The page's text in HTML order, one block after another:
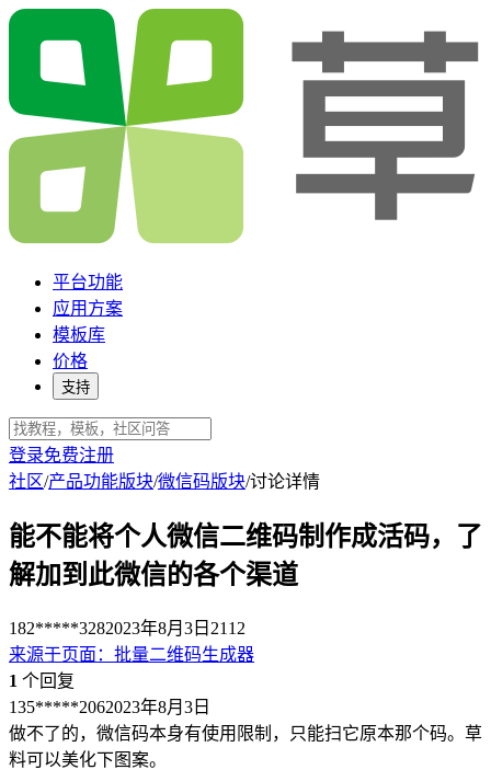
平台功能
应用方案
模板库
价格
支持
登录免费注册
社区/产品功能版块/微信码版块/讨论详情
能不能将个人微信二维码制作成活码，了
解加到此微信的各个渠道
182*****3282023年8月3日 2112
来源于页面 ： 批量二维码生成器
1 个回复
135*****2062023年8月3日
做不了的，微信码本身有使用限制，只能扫它原本那个码。草
料可以美化下图案。